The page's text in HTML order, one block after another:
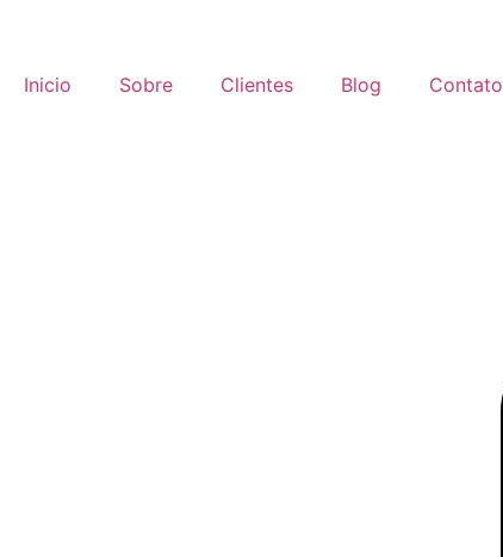
Inicio Sobre Clientes Blog Contato